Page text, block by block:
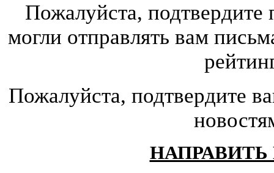
Пожалуйста,
могли отправлять вам
Пожалуйста, подтвердите